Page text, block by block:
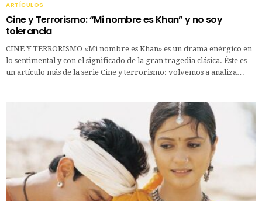
ARTÍCULOS
Cine y Terrorismo: “Mi nombre es Khan” y no soy
tolerancia
CINE Y TERRORISMO «Mi nombre es Khan» es un drama enérgico en
lo sentimental y con el significado de la gran tragedia clásica. Éste es
un artículo más de la serie Cine y terrorismo: volvemos a analiza…